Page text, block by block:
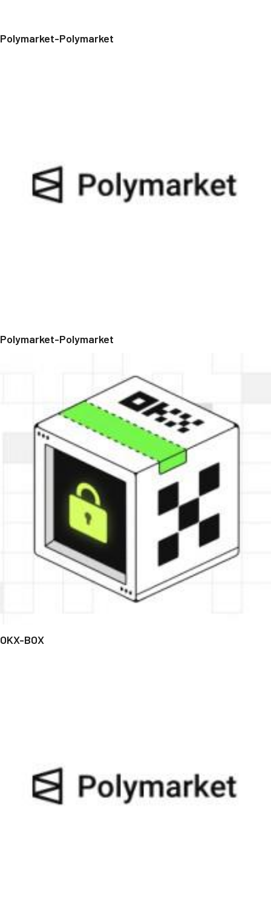
Polymarket-Polymarket
Polymarket-Polymarket
OKX-BOX